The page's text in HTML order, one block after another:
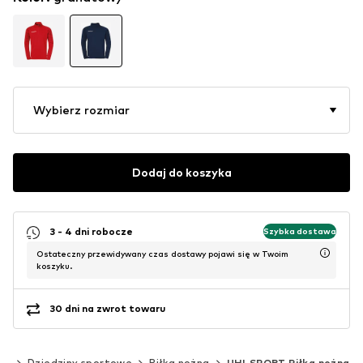
Wybierz rozmiar
Dodaj do koszyka
3 - 4 dni robocze Szybka dostawa
Ostateczny przewidywany czas dostawy pojawi się w Twoim
koszyku.
30 dni na zwrot towaru